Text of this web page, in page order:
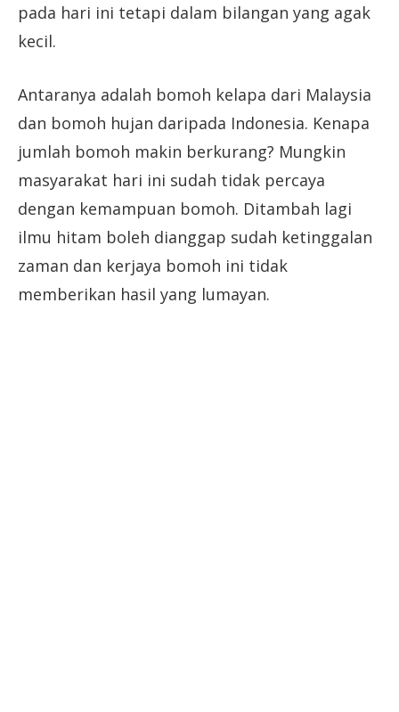
pada hari ini tetapi dalam bilangan yang agak
kecil.
Antaranya adalah bomoh kelapa dari Malaysia
dan bomoh hujan daripada Indonesia. Kenapa
jumlah bomoh makin berkurang? Mungkin
masyarakat hari ini sudah tidak percaya
dengan kemampuan bomoh. Ditambah lagi
ilmu hitam boleh dianggap sudah ketinggalan
zaman dan kerjaya bomoh ini tidak
memberikan hasil yang lumayan.